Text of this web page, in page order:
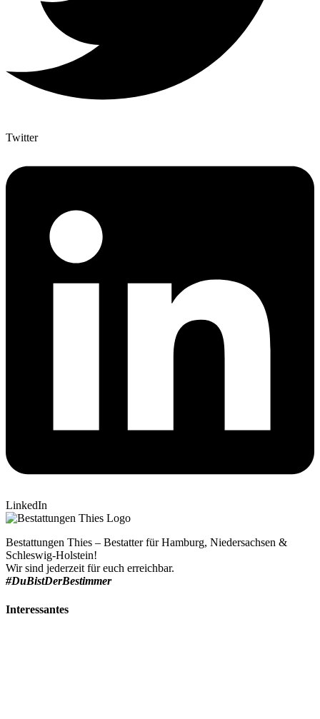
Twitter
LinkedIn
Bestattungen Thies – Bestatter für Hamburg, Niedersachsen &
Schleswig-Holstein!
Wir sind jederzeit für euch erreichbar.
#DuBistDerBestimmer
Interessantes